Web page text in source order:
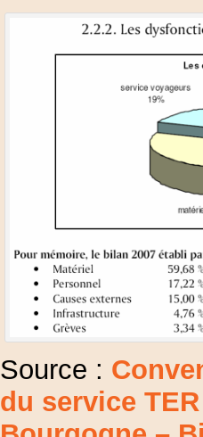
Source :
du service